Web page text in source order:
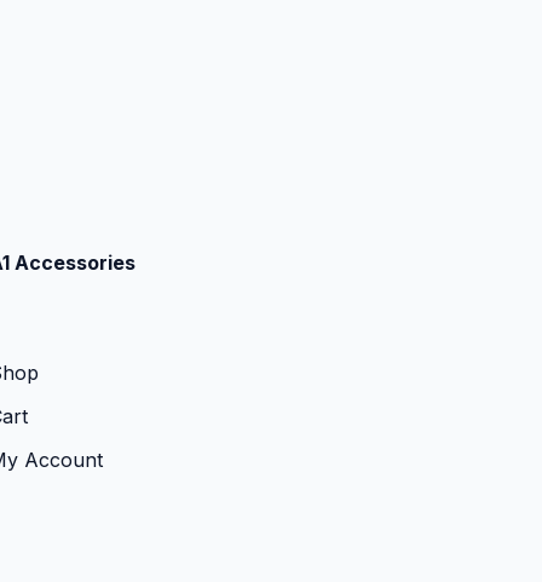
Accessories
Account